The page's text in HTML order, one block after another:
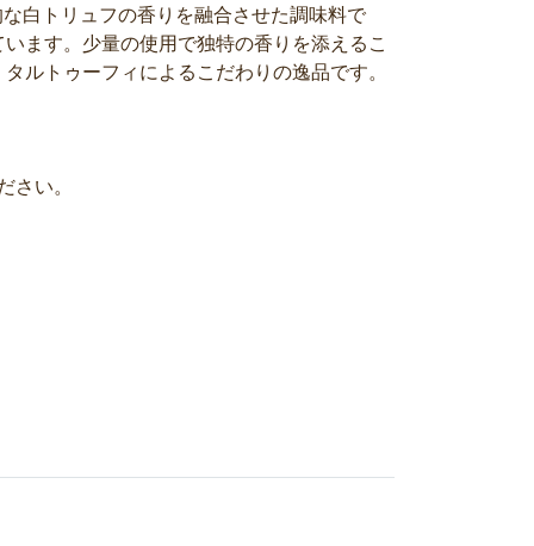
白トリュフの香りを融合させた調味料で
ます。少量の使用で独特の香りを添えるこ
ルトゥーフィによるこだわりの逸品です。
い。